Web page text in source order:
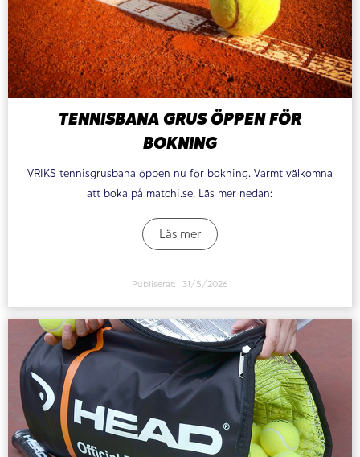
TENNISBANA GRUS ÖPPEN FÖR
BOKNING
VRIKS tennisgrusbana öppen nu för bokning. Varmt välkomna
att boka på matchi.se. Läs mer nedan:
Läs mer
Publiserat: 31/5/2026